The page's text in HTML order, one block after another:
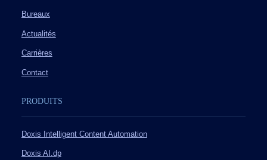
Bureaux
Actualités
Carrières
Contact
PRODUITS
Doxis Intelligent Content Automation
Doxis AI.dp